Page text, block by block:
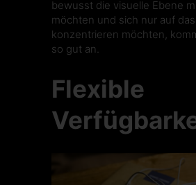
bewusst die visuelle Ebene
möchten und sich nur auf
konzentrieren möchten,
so gut an.
Flexible